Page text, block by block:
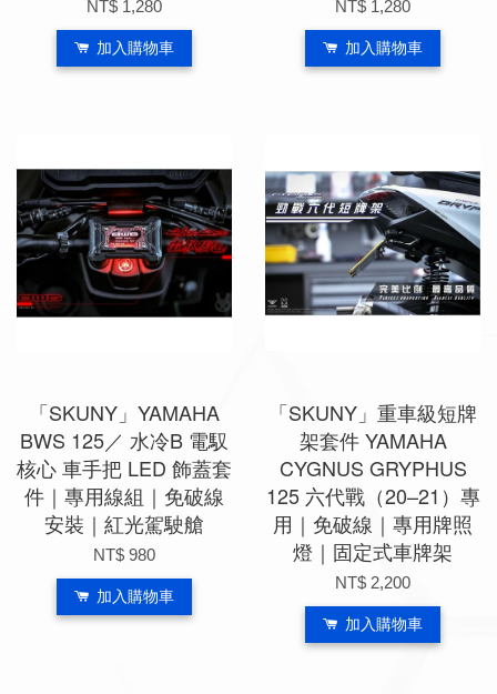
NT$ 1,280
加入購物車
NT$ 1,280
加入購物車
「SKUNY」YAMAHA
BWS 125／ 水冷B 電馭
核心 車手把 LED 飾蓋套
件｜專用線組｜免破線
安裝｜紅光駕駛艙
NT$ 980
加入購物車
「SKUNY」重車級短牌
架套件 YAMAHA
CYGNUS GRYPHUS
125 六代戰（20–21）專
用｜免破線｜專用牌照
燈｜固定式車牌架
NT$ 2,200
加入購物車